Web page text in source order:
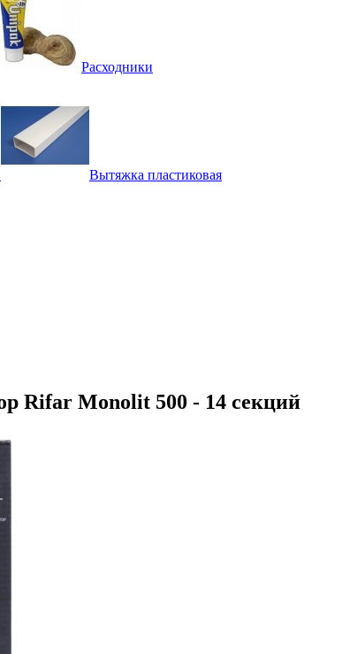
Расходники
Вытяжка пластиковая
Rifar Monolit 500 - 14 секций